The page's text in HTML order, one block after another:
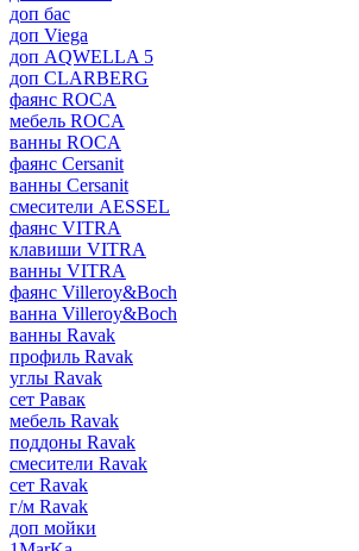
доп бас
доп Viega
доп AQWELLA 5
доп CLARBERG
фаянс ROCA
мебель ROCA
ванны ROCA
фаянс Cersanit
ванны Cersanit
смесители AESSEL
фаянс VITRA
клавиши VITRA
ванны VITRA
фаянс Villeroy&Boch
ванна Villeroy&Boch
ванны Ravak
профиль Ravak
углы Ravak
сет Равак
мебель Ravak
поддоны Ravak
смесители Ravak
сет Ravak
г/м Ravak
доп мойки